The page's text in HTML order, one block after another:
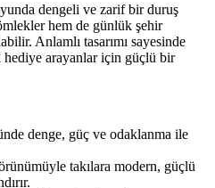
dengeli ve zarif bir duruş
hem de günlük şehir
Anlamlı tasarımı sayesinde
hediye arayanlar için güçlü bir
denge, güç ve odaklanma ile
takılara modern, güçlü